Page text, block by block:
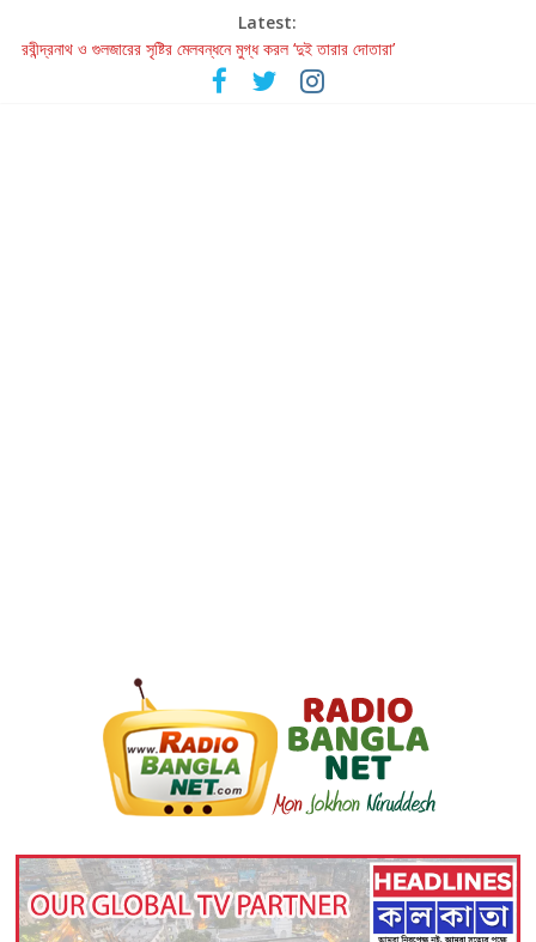
Latest:
রবীন্দ্রনাথ ও গুলজারের সৃষ্টির মেলবন্ধনে মুগ্ধ করল ‘দুই তারার দোতারা’
কলের গান থেকে রীলস্ — বাঙালির গান শোনার বিবর্তনের গল্প
জগন্নাথমঙ্গলম্ — বাংলায় প্রথমবার মঞ্চে এবার রথযাত্রার উদযাপন